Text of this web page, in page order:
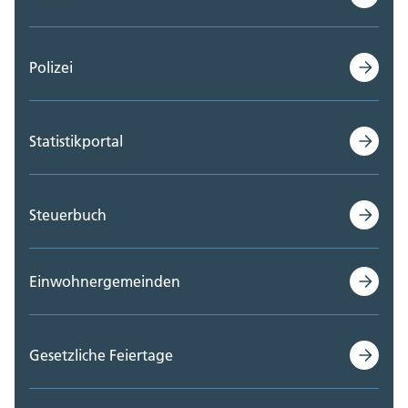
Polizei
Statistikportal
Steuerbuch
Einwohnergemeinden
Gesetzliche Feiertage